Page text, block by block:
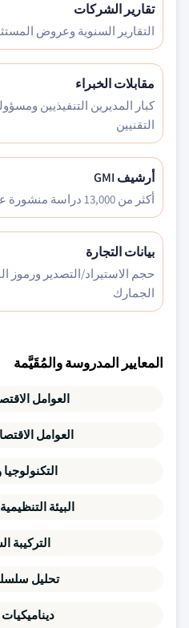
تقارير الشركات
التقارير السنوية وعروض
مقابلات الخبراء
كبار المديرين التنفيذيين
التقنيين
أرشيف GMI
أكثر من 13,000 دراسة منشورة عبر أكثر من 30 قطاعاً صناعياً
بيانات التجارة
حجم الاستيراد/التصدير
الجمارك
المعايير المدروسة والمُقَيَّمة
العوامل
العوامل
التكنولوجيا
البيئة
التركيبة
تحليل